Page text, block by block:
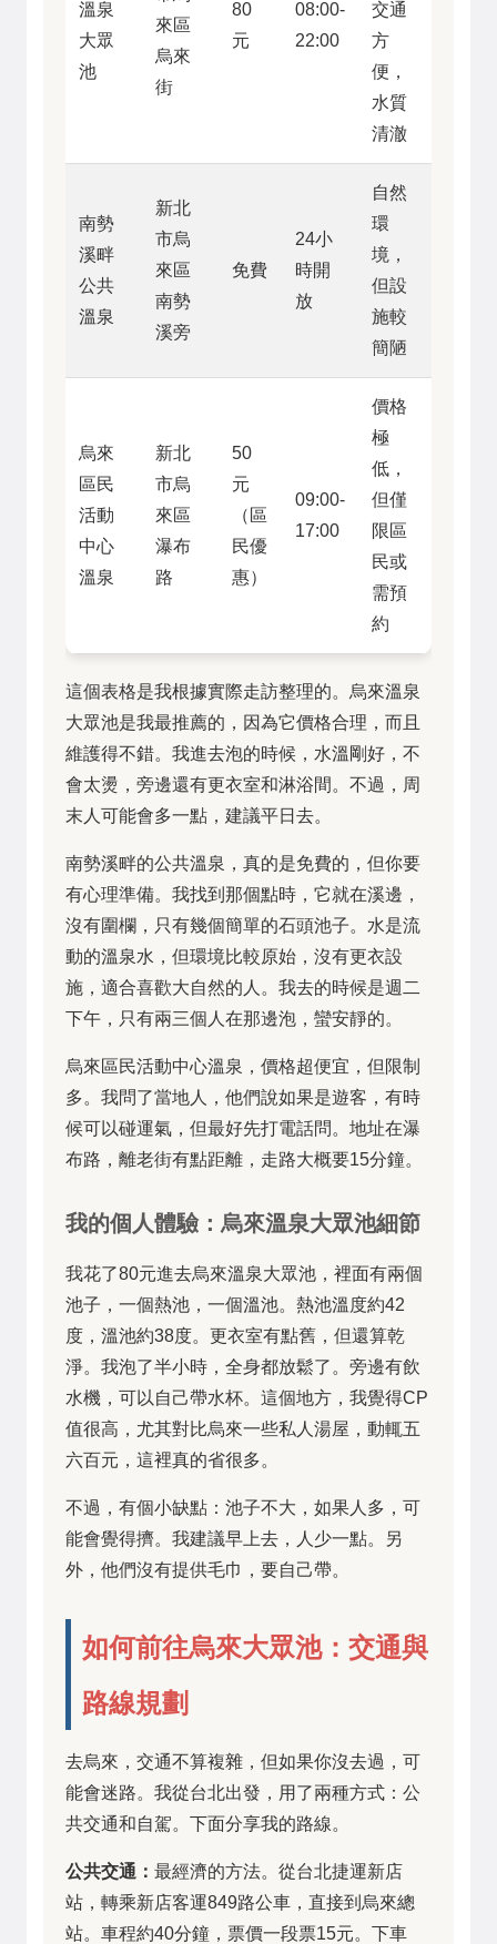
溫泉
大眾
池
來區
烏來
街
80
元
08:00-
22:00
交通
方
便，
水質
清澈
南勢
溪畔
公共
溫泉
新北
市烏
來區
南勢
溪旁
免費
24小
時開
放
自然
環
境，
但設
施較
簡陋
烏來
區民
活動
中心
溫泉
新北
市烏
來區
瀑布
路
50
元
（區
民優
惠）
09:00-
17:00
價格
極
低，
但僅
限區
民或
需預
約
這個表格是我根據實際走訪整理的。烏來溫泉
大眾池是我最推薦的，因為它價格合理，而且
維護得不錯。我進去泡的時候，水溫剛好，不
會太燙，旁邊還有更衣室和淋浴間。不過，周
末人可能會多一點，建議平日去。
南勢溪畔的公共溫泉，真的是免費的，但你要
有心理準備。我找到那個點時，它就在溪邊，
沒有圍欄，只有幾個簡單的石頭池子。水是流
動的溫泉水，但環境比較原始，沒有更衣設
施，適合喜歡大自然的人。我去的時候是週二
下午，只有兩三個人在那邊泡，蠻安靜的。
烏來區民活動中心溫泉，價格超便宜，但限制
多。我問了當地人，他們說如果是遊客，有時
候可以碰運氣，但最好先打電話問。地址在瀑
布路，離老街有點距離，走路大概要15分鐘。
我的個人體驗：烏來溫泉大眾池細節
我花了80元進去烏來溫泉大眾池，裡面有兩個
池子，一個熱池，一個溫池。熱池溫度約42
度，溫池約38度。更衣室有點舊，但還算乾
淨。我泡了半小時，全身都放鬆了。旁邊有飲
水機，可以自己帶水杯。這個地方，我覺得CP
值很高，尤其對比烏來一些私人湯屋，動輒五
六百元，這裡真的省很多。
不過，有個小缺點：池子不大，如果人多，可
能會覺得擠。我建議早上去，人少一點。另
外，他們沒有提供毛巾，要自己帶。
如何前往烏來大眾池：交通與
路線規劃
去烏來，交通不算複雜，但如果你沒去過，可
能會迷路。我從台北出發，用了兩種方式：公
共交通和自駕。下面分享我的路線。
公共交通： 最經濟的方法。從台北捷運新店
站，轉乘新店客運849路公車，直接到烏來總
站。車程約40分鐘，票價一段票15元。下車